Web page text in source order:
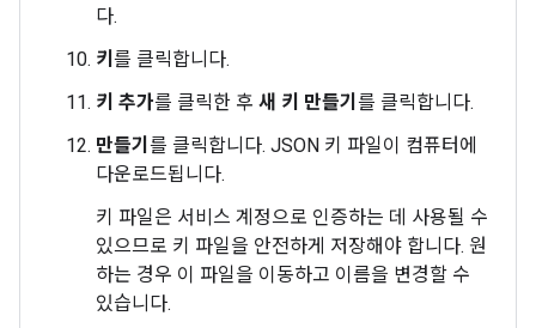
다.
키 를 클릭합니다.
키 추가를 클릭한 후 새 키 만들기 를 클릭합니다.
만들기 를 클릭합니다. JSON 키 파일이 컴퓨터에
다운로드됩니다.
키 파일은 서비스 계정으로 인증하는 데 사용될 수
있으므로 키 파일을 안전하게 저장해야 합니다. 원
하는 경우 이 파일을 이동하고 이름을 변경할 수
있습니다.